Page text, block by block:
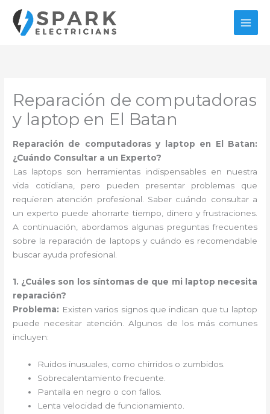
contenido
Reparación de computadoras
y laptop en El Batan
Reparación de computadoras y laptop en El Batan:
¿Cuándo Consultar a un Experto?
Las laptops son herramientas indispensables en nuestra
vida cotidiana, pero pueden presentar problemas que
requieren atención profesional. Saber cuándo consultar a
un experto puede ahorrarte tiempo, dinero y frustraciones.
A continuación, abordamos algunas preguntas frecuentes
sobre la reparación de laptops y cuándo es recomendable
buscar ayuda profesional.
1. ¿Cuáles son los síntomas de que mi laptop necesita
reparación?
Problema: Existen varios signos que indican que tu laptop
puede necesitar atención. Algunos de los más comunes
incluyen:
Ruidos inusuales, como chirridos o zumbidos.
Sobrecalentamiento frecuente.
Pantalla en negro o con fallos.
Lenta velocidad de funcionamiento.